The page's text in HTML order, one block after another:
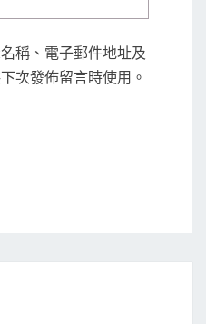
稱、電子郵件地址及
次發佈留言時使用。